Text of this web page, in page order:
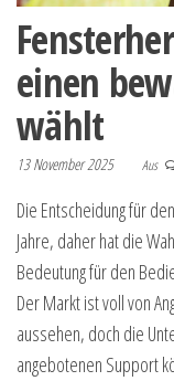
einen
wählt
13 November 2025 Aus
Die Entscheidung für
Jahre, daher hat die
Bedeutung für den
Der Markt ist voll von
aussehen, doch die
angebotenen Support